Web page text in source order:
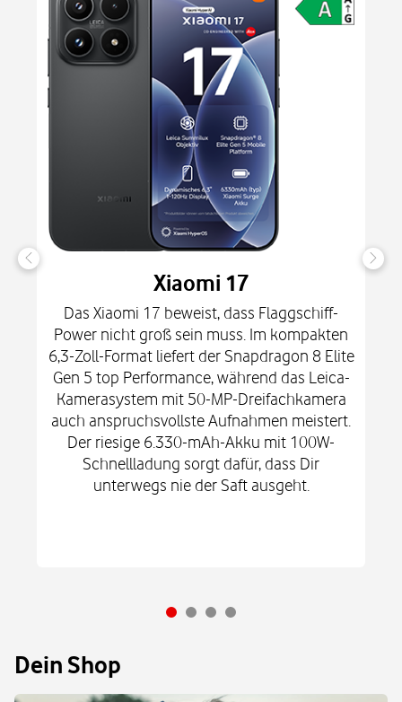
Xiaomi 17
Das Xiaomi 17 beweist, dass Flaggschiff-
Power nicht groß sein muss. Im kompakten
6,3-Zoll-Format liefert der Snapdragon 8 Elite
Gen 5 top Performance, während das Leica-
Kamerasystem mit 50-MP-Dreifachkamera
auch anspruchsvollste Aufnahmen meistert.
Der riesige 6.330-mAh-Akku mit 100W-
Schnellladung sorgt dafür, dass Dir
unterwegs nie der Saft ausgeht.
Dein Shop